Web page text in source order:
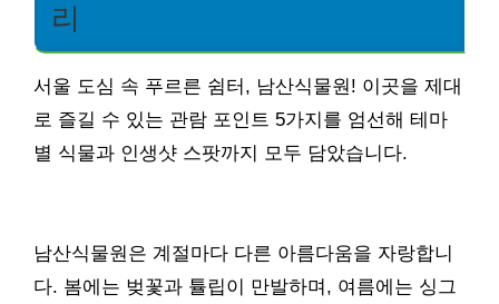
리
서울 도심 속 푸르른 쉼터, 남산식물원! 이곳을 제대
로 즐길 수 있는 관람 포인트 5가지를 엄선해 테마
별 식물과 인생샷 스팟까지 모두 담았습니다.
남산식물원은 계절마다 다른 아름다움을 자랑합니
다. 봄에는 벚꽃과 튤립이 만발하며, 여름에는 싱그